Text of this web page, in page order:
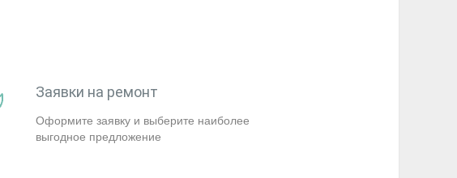
Заявки на ремонт
Оформите заявку и выберите наиболее
выгодное предложение